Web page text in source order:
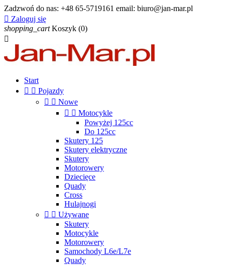
Zadzwoń do nas: +48 65-5719161 email: biuro@jan-mar.pl
 Zaloguj się
shopping_cart Koszyk (0)

Start
  Pojazdy
  Nowe
  Motocykle
Powyżej 125cc
Do 125cc
Skutery 125
Skutery elektryczne
Skutery
Motorowery
Dziecięce
Quady
Cross
Hulajnogi
  Używane
Skutery
Motocykle
Motorowery
Samochody L6e/L7e
Quady